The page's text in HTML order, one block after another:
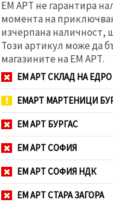
ЕМ АРТ не гарантира
момента на
изчерпана наличност,
Този артикул може да
магазините на ЕМ АРТ.
ЕМ АРТ СКЛАД НА ЕДРО
ЕМАРТ МАРТЕНИЦИ
ЕМ АРТ БУРГАС
ЕМ АРТ СОФИЯ
ЕМ АРТ СОФИЯ НДК
ЕМ АРТ СТАРА ЗАГОРА